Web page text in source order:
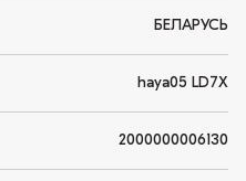
БЕЛАРУСЬ
haya05 LD7X
2000000006130